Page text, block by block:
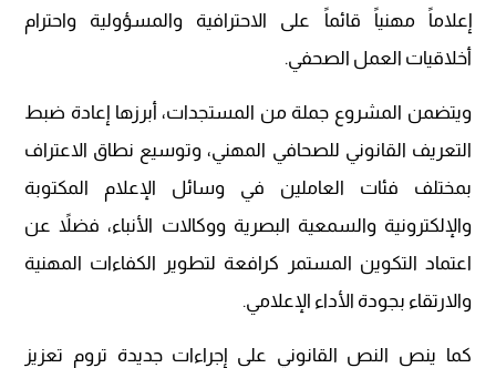
إعلاماً مهنياً قائماً على الاحترافية والمسؤولية واحترام
أخلاقيات العمل الصحفي.
ويتضمن المشروع جملة من المستجدات، أبرزها إعادة ضبط
التعريف القانوني للصحافي المهني، وتوسيع نطاق الاعتراف
بمختلف فئات العاملين في وسائل الإعلام المكتوبة
والإلكترونية والسمعية البصرية ووكالات الأنباء، فضلاً عن
اعتماد التكوين المستمر كرافعة لتطوير الكفاءات المهنية
والارتقاء بجودة الأداء الإعلامي.
كما ينص النص القانوني على إجراءات جديدة تروم تعزيز